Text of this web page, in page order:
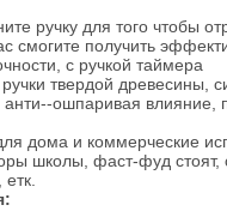
ручку для того чтобы
смогите получить
с ручкой таймера
твердой древесины,
ошпаривая влияние,
дома и коммерческие
школы, фаст-фуд стоят,